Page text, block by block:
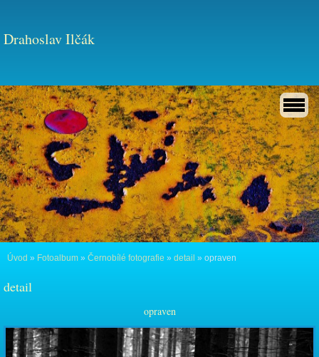
Drahoslav Ilčák
Úvod » Fotoalbum » Černobílé fotografie » detail » opraven
detail
opraven